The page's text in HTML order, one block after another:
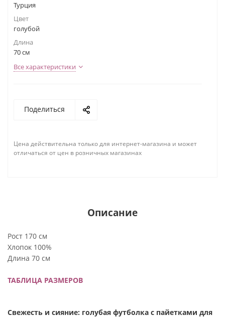
Турция
Цвет
голубой
Длина
70 см
Все характеристики
Поделиться
Цена действительна только для интернет-магазина и может
отличаться от цен в розничных магазинах
Описание
Рост 170 см
Хлопок 100%
Длина 70 см
ТАБЛИЦА РАЗМЕРОВ
Свежесть и сияние: голубая футболка с пайетками для